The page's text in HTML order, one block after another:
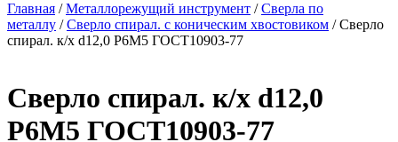
Главная /Металлорежущий инструмент /Сверла по
металлу /Сверло спирал. с коническим хвостовиком / Сверло
спирал. к/х d12,0 Р6М5 ГОСТ10903-77
Сверло спирал. к/х d12,0
Р6М5 ГОСТ10903-77